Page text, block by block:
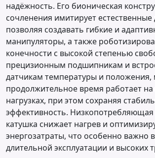
надёжность. Его бионическая
сочленения имитирует
позволяя создавать гибкие и
манипуляторы, а также
конечности с высокой степенью
прецизионным подшипникам и
датчикам температуры и положения,
продолжительное время работает
нагрузках, при этом сохраняя
эффективность.
катушка снижает нагрев и
энергозатраты, что особенно важно
длительной эксплуатации и высоких